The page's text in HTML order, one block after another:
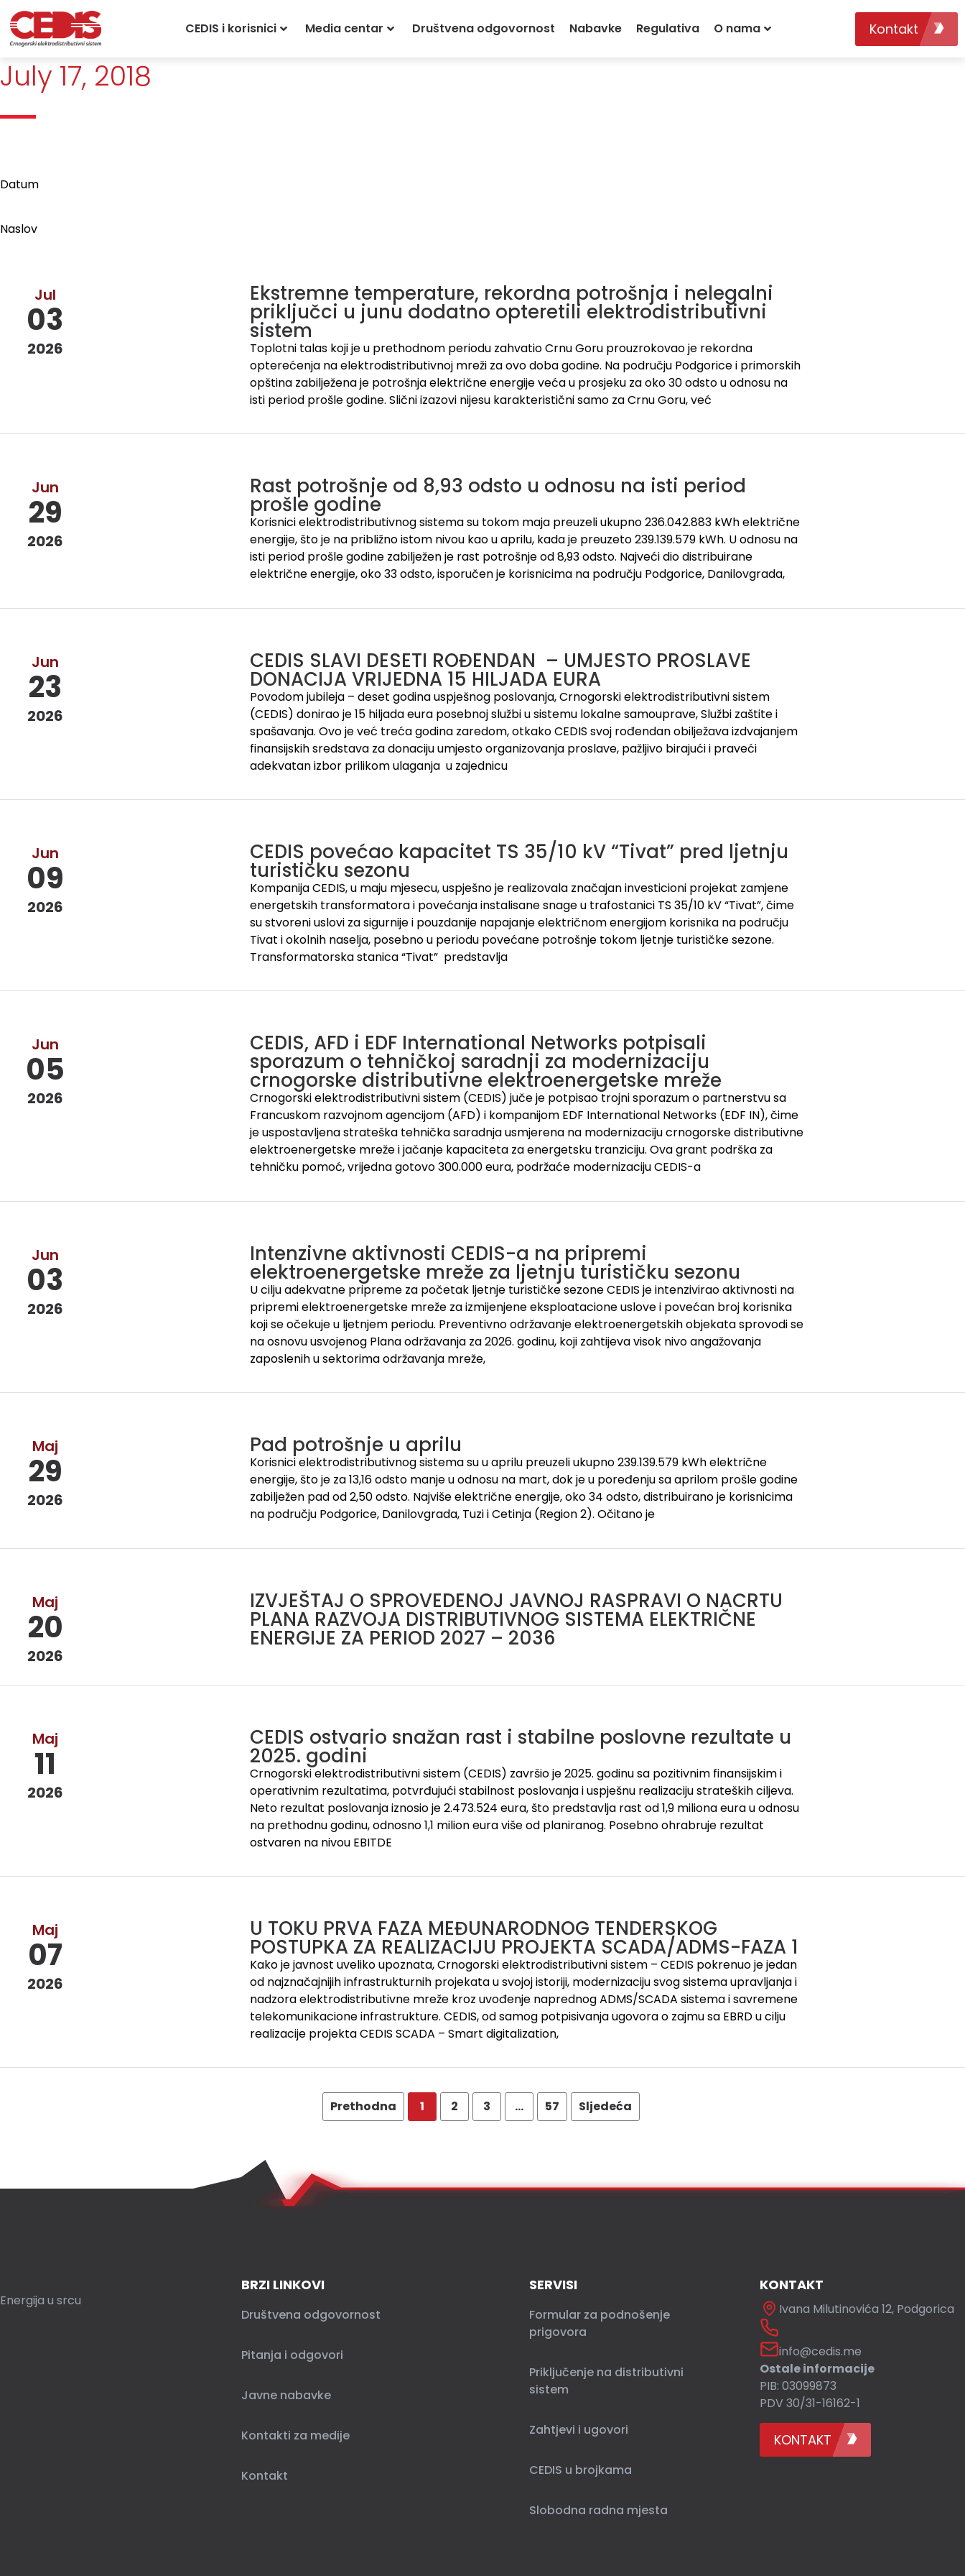
CEDIS i korisnici Media centar Društvena odgovornost Nabavke Regulativa O nama Kontakt
Početna » Archives for July 17, 2018
July 17, 2018
Datum
Naslov
Jul
03
2026
Ekstremne temperature, rekordna potrošnja i nelegalni
priključci u junu dodatno opteretili elektrodistributivni
sistem
Toplotni talas koji je u prethodnom periodu zahvatio Crnu Goru prouzrokovao je rekordna
opterećenja na elektrodistributivnoj mreži za ovo doba godine. Na području Podgorice i primorskih
opština zabilježena je potrošnja električne energije veća u prosjeku za oko 30 odsto u odnosu na
isti period prošle godine. Slični izazovi nijesu karakteristični samo za Crnu Goru, već
Jun
29
2026
Rast potrošnje od 8,93 odsto u odnosu na isti period
prošle godine
Korisnici elektrodistributivnog sistema su tokom maja preuzeli ukupno 236.042.883 kWh električne
energije, što je na približno istom nivou kao u aprilu, kada je preuzeto 239.139.579 kWh. U odnosu na
isti period prošle godine zabilježen je rast potrošnje od 8,93 odsto. Najveći dio distribuirane
električne energije, oko 33 odsto, isporučen je korisnicima na području Podgorice, Danilovgrada,
Jun
23
2026
CEDIS SLAVI DESETI ROĐENDAN – UMJESTO PROSLAVE
DONACIJA VRIJEDNA 15 HILJADA EURA
Povodom jubileja – deset godina uspješnog poslovanja, Crnogorski elektrodistributivni sistem
(CEDIS) donirao je 15 hiljada eura posebnoj službi u sistemu lokalne samouprave, Službi zaštite i
spašavanja. Ovo je već treća godina zaredom, otkako CEDIS svoj rođendan obilježava izdvajanjem
finansijskih sredstava za donaciju umjesto organizovanja proslave, pažljivo birajući i praveći
adekvatan izbor prilikom ulaganja u zajednicu
Jun
09
2026
CEDIS povećao kapacitet TS 35/10 kV “Tivat” pred ljetnju
turističku sezonu
Kompanija CEDIS, u maju mjesecu, uspješno je realizovala značajan investicioni projekat zamjene
energetskih transformatora i povećanja instalisane snage u trafostanici TS 35/10 kV “Tivat”, čime
su stvoreni uslovi za sigurnije i pouzdanije napajanje električnom energijom korisnika na području
Tivat i okolnih naselja, posebno u periodu povećane potrošnje tokom ljetnje turističke sezone.
Transformatorska stanica “Tivat” predstavlja
Jun
05
2026
CEDIS, AFD i EDF International Networks potpisali
sporazum o tehničkoj saradnji za modernizaciju
crnogorske distributivne elektroenergetske mreže
Crnogorski elektrodistributivni sistem (CEDIS) juče je potpisao trojni sporazum o partnerstvu sa
Francuskom razvojnom agencijom (AFD) i kompanijom EDF International Networks (EDF IN), čime
je uspostavljena strateška tehnička saradnja usmjerena na modernizaciju crnogorske distributivne
elektroenergetske mreže i jačanje kapaciteta za energetsku tranziciju. Ova grant podrška za
tehničku pomoć, vrijedna gotovo 300.000 eura, podržaće modernizaciju CEDIS-a
Jun
03
2026
Intenzivne aktivnosti CEDIS-a na pripremi
elektroenergetske mreže za ljetnju turističku sezonu
U cilju adekvatne pripreme za početak ljetnje turističke sezone CEDIS je intenzivirao aktivnosti na
pripremi elektroenergetske mreže za izmijenjene eksploatacione uslove i povećan broj korisnika
koji se očekuje u ljetnjem periodu. Preventivno održavanje elektroenergetskih objekata sprovodi se
na osnovu usvojenog Plana održavanja za 2026. godinu, koji zahtijeva visok nivo angažovanja
zaposlenih u sektorima održavanja mreže,
Maj
29
2026
Pad potrošnje u aprilu
Korisnici elektrodistributivnog sistema su u aprilu preuzeli ukupno 239.139.579 kWh električne
energije, što je za 13,16 odsto manje u odnosu na mart, dok je u poređenju sa aprilom prošle godine
zabilježen pad od 2,50 odsto. Najviše električne energije, oko 34 odsto, distribuirano je korisnicima
na području Podgorice, Danilovgrada, Tuzi i Cetinja (Region 2). Očitano je
Maj
20
2026
IZVJEŠTAJ O SPROVEDENOJ JAVNOJ RASPRAVI O NACRTU
PLANA RAZVOJA DISTRIBUTIVNOG SISTEMA ELEKTRIČNE
ENERGIJE ZA PERIOD 2027 – 2036
Maj
11
2026
CEDIS ostvario snažan rast i stabilne poslovne rezultate u
2025. godini
Crnogorski elektrodistributivni sistem (CEDIS) završio je 2025. godinu sa pozitivnim finansijskim i
operativnim rezultatima, potvrđujući stabilnost poslovanja i uspješnu realizaciju strateških ciljeva.
Neto rezultat poslovanja iznosio je 2.473.524 eura, što predstavlja rast od 1,9 miliona eura u odnosu
na prethodnu godinu, odnosno 1,1 milion eura više od planiranog. Posebno ohrabruje rezultat
ostvaren na nivou EBITDE
Maj
07
2026
U TOKU PRVA FAZA MEĐUNARODNOG TENDERSKOG
POSTUPKA ZA REALIZACIJU PROJEKTA SCADA/ADMS-FAZA 1
Kako je javnost uveliko upoznata, Crnogorski elektrodistributivni sistem – CEDIS pokrenuo je jedan
od najznačajnijih infrastrukturnih projekata u svojoj istoriji, modernizaciju svog sistema upravljanja i
nadzora elektrodistributivne mreže kroz uvođenje naprednog ADMS/SCADA sistema i savremene
telekomunikacione infrastrukture. CEDIS, od samog potpisivanja ugovora o zajmu sa EBRD u cilju
realizacije projekta CEDIS SCADA – Smart digitalization,
Prethodna 1 2 3 … 57 Sljedeća
Energija u srcu
BRZI LINKOVI
Društvena odgovornost
Pitanja i odgovori
Javne nabavke
Kontakti za medije
Kontakt
SERVISI
Formular za podnošenje
prigovora
Priključenje na distributivni
sistem
Zahtjevi i ugovori
CEDIS u brojkama
Slobodna radna mjesta
KONTAKT
Ivana Milutinovića 12, Podgorica
info@cedis.me
Ostale informacije
PIB: 03099873
PDV 30/31-16162-1
KONTAKT